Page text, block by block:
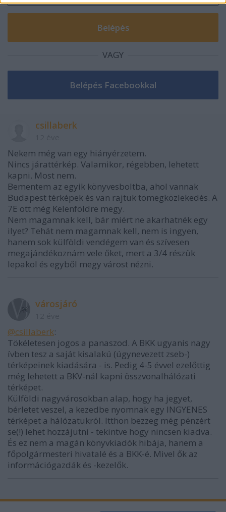
VAGY
csillaberk
Nekem még van egy hiányérzetem.
Nincs járattérkép. Valamikor, régebben, lehetett
kapni. Most nem.
Bementem az egyik könyvesboltba, ahol vannak
Budapest térképek és van rajtuk tömegközlekedés. A
7E ott még Kelenföldre megy.
Nem magamnak kell, bár miért ne akarhatnék egy
ilyet? Tehát nem magamnak kell, nem is ingyen,
hanem sok külföldi vendégem van és szívesen
megajándékoznám vele őket, mert a 3/4 részük
lepakol és egyből megy várost nézni.
városjáró
@csillaberk:
Tökéletesen jogos a panaszod. A BKK ugyanis nagy
ívben tesz a saját kisalakú (úgynevezett zseb-)
térképeinek kiadására - is. Pedig 4-5 évvel ezelőttig
még lehetett a BKV-nál kapni összvonalhálózati
térképet.
Külföldi nagyvárosokban alap, hogy ha jegyet,
bérletet veszel, a kezedbe nyomnak egy INGYENES
térképet a hálózatukról. Itthon bezzeg még pénzért
se(!) lehet hozzájutni - tekintve hogy nincsen kiadva.
És ez nem a magán könyvkiadók hibája, hanem a
főpolgármesteri hivatalé és a BKK-é. Mivel ők az
információgazdák és -kezelők.